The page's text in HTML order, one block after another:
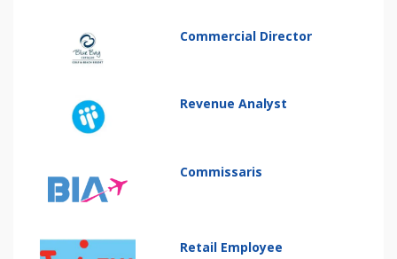
Commercial Director
Revenue Analyst
Commissaris
Retail Employee